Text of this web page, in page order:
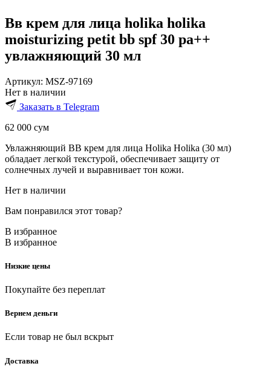
Вв крем для лица holika holika
moisturizing petit bb spf 30 pa++
увлажняющий 30 мл
Артикул: MSZ-97169
Нет в наличии
Заказать в Telegram
62 000 сум
Увлажняющий ВВ крем для лица Holika Holika (30 мл)
обладает легкой текстурой, обеспечивает защиту от
солнечных лучей и выравнивает тон кожи.
Нет в наличии
Вам понравился этот товар?
В избранное
В избранное
Низкие цены
Покупайте без переплат
Вернем деньги
Если товар не был вскрыт
Доставка